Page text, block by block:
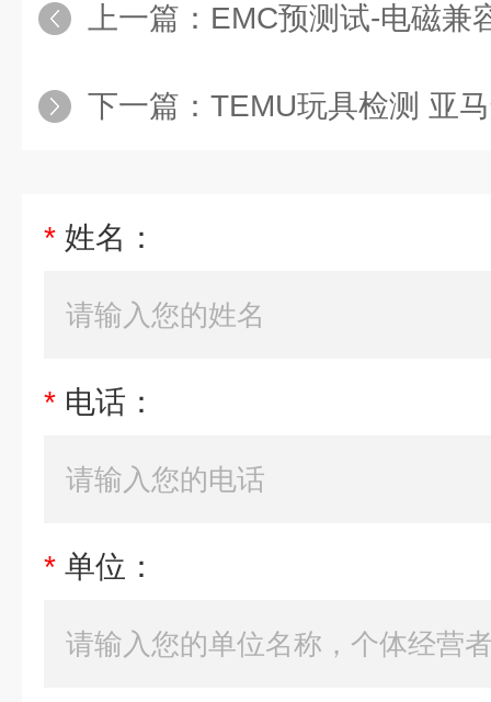
上一篇： EMC预测试-电磁兼容
下一篇： TEMU玩具检测 亚马
* 姓名：
* 电话：
* 单位：